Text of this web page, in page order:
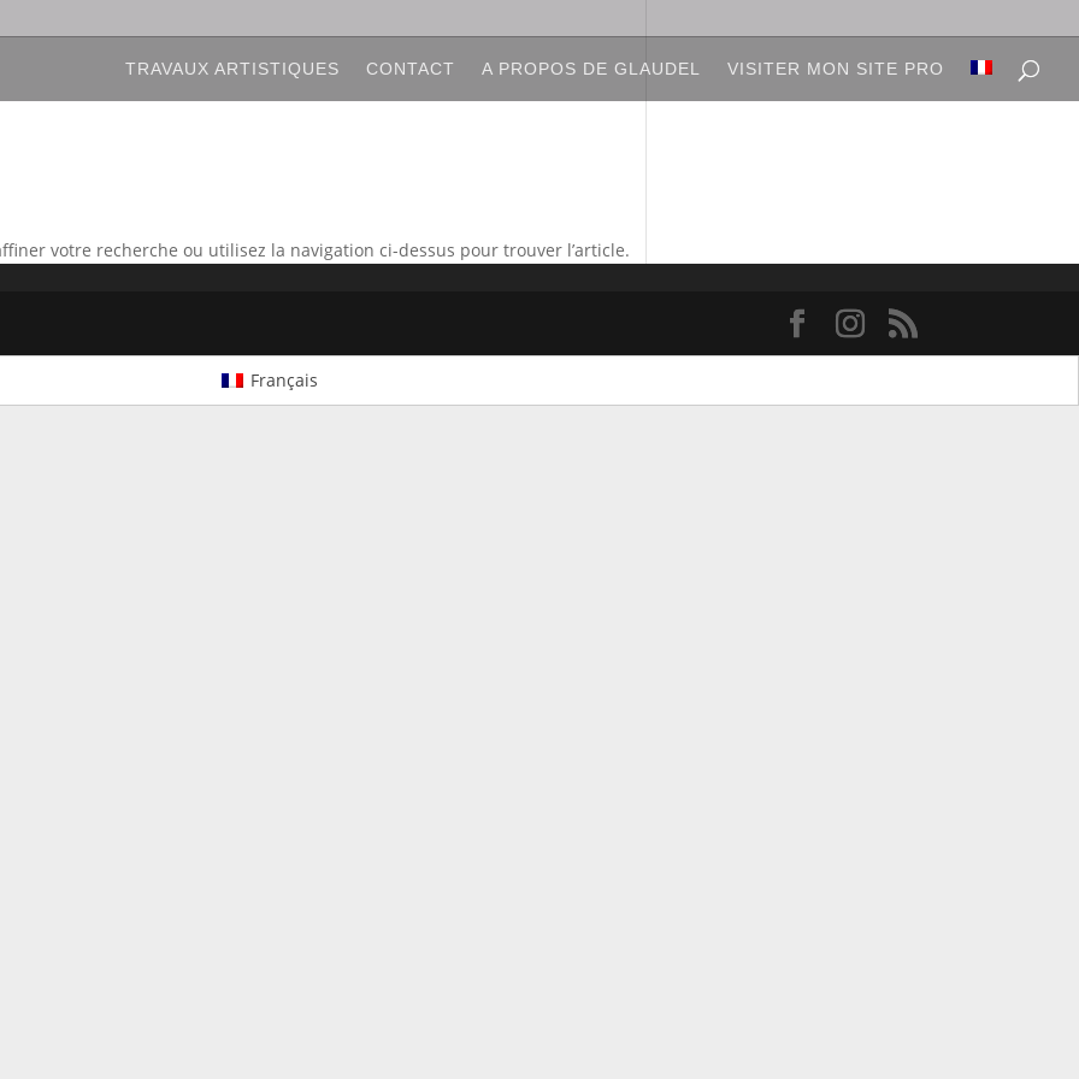
TRAVAUX ARTISTIQUES CONTACT A PROPOS DE GLAUDEL VISITER MON SITE PRO
votre recherche ou utilisez la navigation ci-dessus pour trouver l’article.
Français